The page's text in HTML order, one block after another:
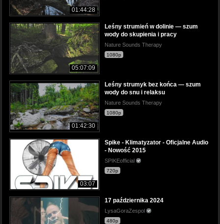
01:44:28
05:07:09
Leśny strumień w dolinie — szum
wody do skupienia i pracy
Nature Sounds Therapy
1080p
01:42:30
Leśny strumyk bez końca — szum
wody do snu i relaksu
Nature Sounds Therapy
1080p
03:07
Spike - Klimatyzator - Oficjalne Audio
- Nowość 2015
SPIKEofficial
720p
17 października 2024
LysaGoraZespol
480p